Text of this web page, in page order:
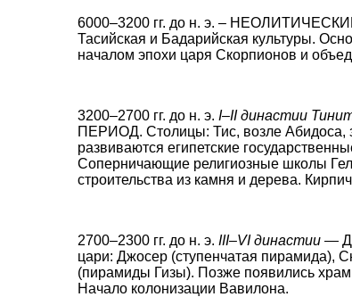
6000–3200 гг. до н. э. –
Тасийская и Бадарийская культуры.
началом эпохи царя Скорпионов и
3200–2700 гг. до н. э. I–II династии
ПЕРИОД. Столицы: Тис, возле Абидоса,
развиваются египетские
Соперничающие религиозные школы
строительства из камня и дерева.
2700–2300 гг. до н. э. III–VI династии —
цари: Джосер (ступенчатая
(пирамиды Гизы). Позже появились
Начало колонизации Вавилона.